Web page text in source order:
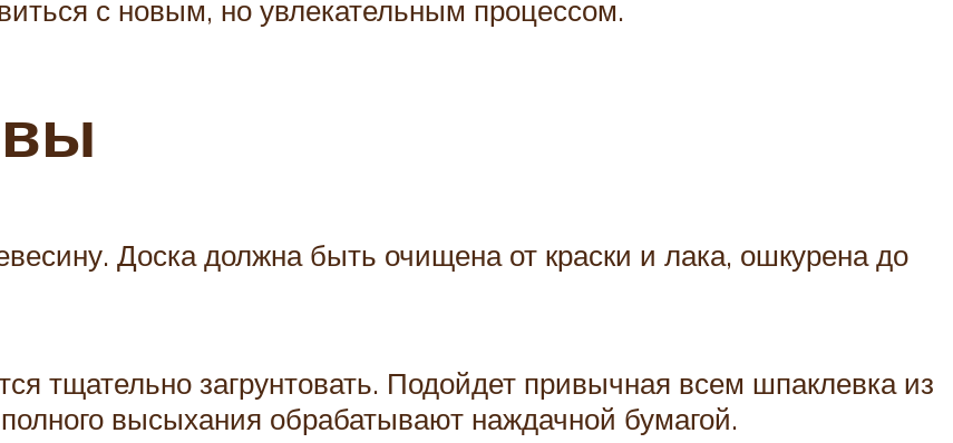
с новым, но увлекательным процессом.
Доска должна быть очищена от краски и лака, ошкурена до
тщательно загрунтовать. Подойдет привычная всем шпаклевка из
высыхания обрабатывают наждачной бумагой.